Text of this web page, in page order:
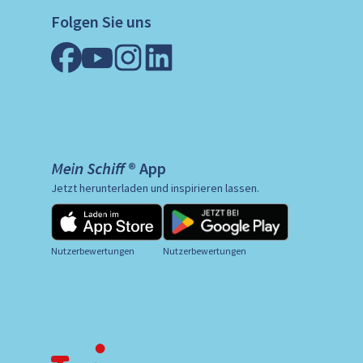
Folgen Sie uns
Mein Schiff ® App
Jetzt herunterladen und inspirieren lassen.
Nutzerbewertungen Nutzerbewertungen